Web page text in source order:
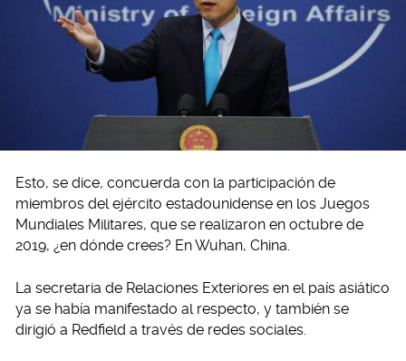
Esto, se dice, concuerda con la participación de
miembros del ejército estadounidense en los Juegos
Mundiales Militares, que se realizaron en octubre de
2019, ¿en dónde crees? En Wuhan, China.
La secretaria de Relaciones Exteriores en el país asiático
ya se había manifestado al respecto, y también se
dirigió a Redfield a través de redes sociales.